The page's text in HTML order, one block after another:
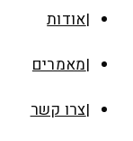
אודות
מאמרים
צרו קשר